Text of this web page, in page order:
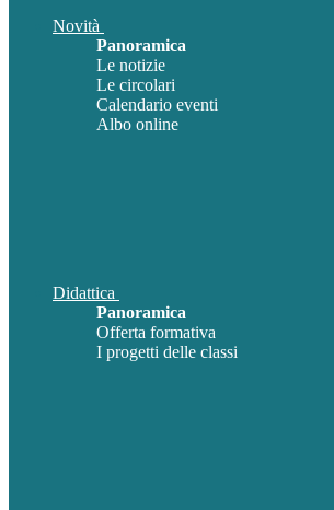
Novità
Panoramica
Le notizie
Le circolari
Calendario eventi
Albo online
Didattica
Panoramica
Offerta formativa
I progetti delle classi